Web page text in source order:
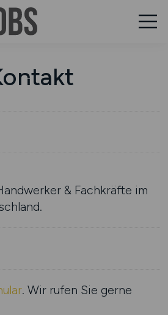
& Fachkräfte im
. Wir rufen Sie gerne